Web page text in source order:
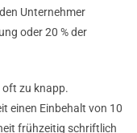
Unternehmer
oder 20 % der
oft zu knapp.
einen Einbehalt von 10
frühzeitig schriftlich